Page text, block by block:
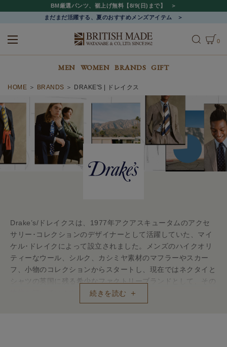
BM厳選パンツ、裾上げ無料【8/9(日)まで】
まだまだ活躍する、夏のおすすめメンズアイテム
0
MEN WOMEN BRANDS GIFT
HOME BRANDS DRAKE'S | ドレイクス
続きを読む
Drake’s /ドレイクスは、1977年アクアスキュータムのアクセ
サリー･コレクションのデザイナーとして活躍していた、マイ
ケル･ドレイクによって設立されました。メンズのハイクオリ
ティーなウール、シルク、カシミヤ素材のマフラーやスカー
フ、小物のコレクションからスタートし、現在ではネクタイと
シャツの英国に残る希少なファクトリーブランドとして、その